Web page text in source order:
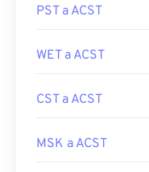
PST a ACST
WET a ACST
CST a ACST
MSK a ACST